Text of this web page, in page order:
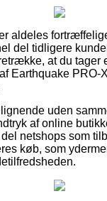
aldeles
del tidligere
at du tager
Earthquake PRO-
uden
af online
netshops som
køb, som